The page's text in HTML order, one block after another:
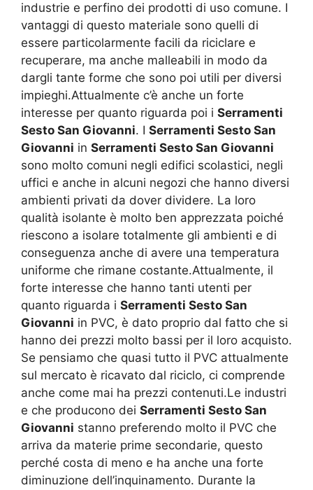
industrie e perfino dei prodotti di uso comune. I
vantaggi di questo materiale sono quelli di
essere particolarmente facili da riciclare e
recuperare, ma anche malleabili in modo da
dargli tante forme che sono poi utili per diversi
impieghi.Attualmente c’è anche un forte
interesse per quanto riguarda poi i Serramenti
Sesto San Giovanni. I Serramenti Sesto San
Giovanni in Serramenti Sesto San Giovanni
sono molto comuni negli edifici scolastici, negli
uffici e anche in alcuni negozi che hanno diversi
ambienti privati da dover dividere. La loro
qualità isolante è molto ben apprezzata poiché
riescono a isolare totalmente gli ambienti e di
conseguenza anche di avere una temperatura
uniforme che rimane costante.Attualmente, il
forte interesse che hanno tanti utenti per
quanto riguarda i Serramenti Sesto San
Giovanni in PVC, è dato proprio dal fatto che si
hanno dei prezzi molto bassi per il loro acquisto.
Se pensiamo che quasi tutto il PVC attualmente
sul mercato è ricavato dal riciclo, ci comprende
anche come mai ha prezzi contenuti.Le industri
e che producono dei Serramenti Sesto San
Giovanni stanno preferendo molto il PVC che
arriva da materie prime secondarie, questo
perché costa di meno e ha anche una forte
diminuzione dell’inquinamento. Durante la